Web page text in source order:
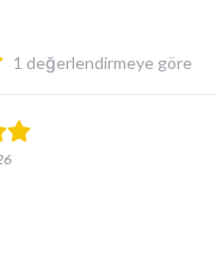
1 değerlendirmeye göre